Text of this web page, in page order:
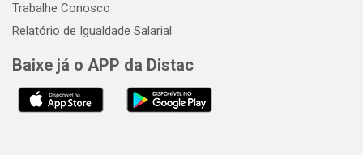
Trabalhe Conosco
Relatório de Igualdade Salarial
Baixe já o APP da Distac